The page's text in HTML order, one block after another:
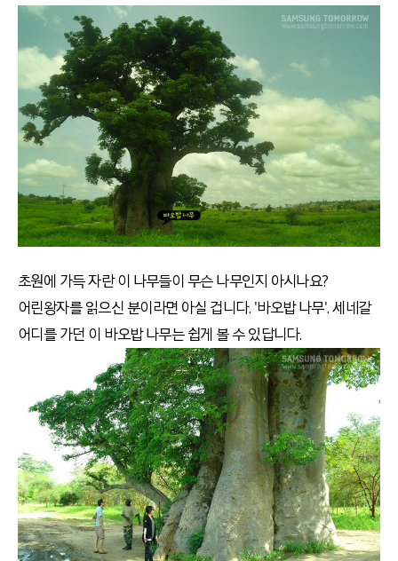
초원에 가득 자란 이 나무들이 무슨 나무인지 아시나요?
어린왕자를 읽으신 분이라면 아실 겁니다. '바오밥 나무'. 세네갈
어디를 가던 이 바오밥 나무는 쉽게 볼 수 있답니다.